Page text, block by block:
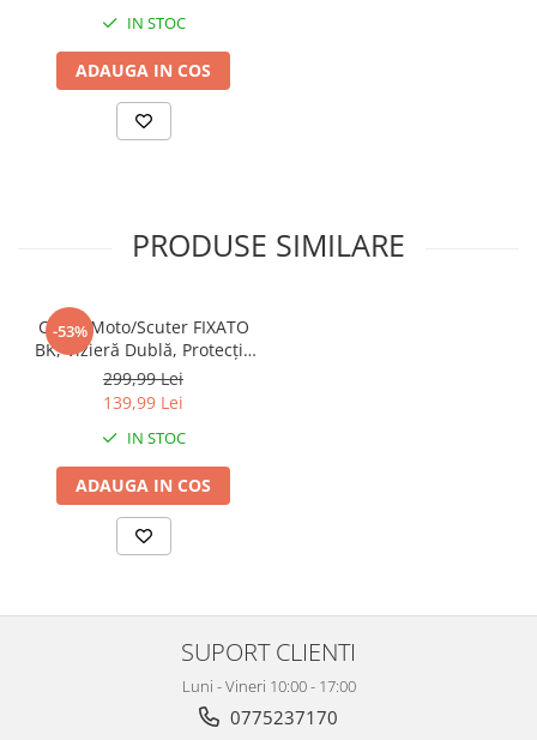
IN STOC
ADAUGA IN COS
PRODUSE SIMILARE
-53%
Casca Moto/Scuter FIXATO
BK, Vizieră Dublă, Protecție
UV, Ventilație Superioară,
marime universala 54-
59cm, Alb
299,99 Lei
139,99 Lei
IN STOC
ADAUGA IN COS
SUPORT CLIENTI
Luni - Vineri 10:00 - 17:00
0775237170